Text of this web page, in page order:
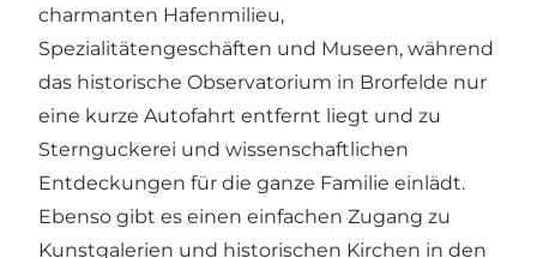
charmanten Hafenmilieu,
Spezialitätengeschäften und Museen, während
das historische Observatorium in Brorfelde nur
eine kurze Autofahrt entfernt liegt und zu
Sternguckerei und wissenschaftlichen
Entdeckungen für die ganze Familie einlädt.
Ebenso gibt es einen einfachen Zugang zu
Kunstgalerien und historischen Kirchen in den